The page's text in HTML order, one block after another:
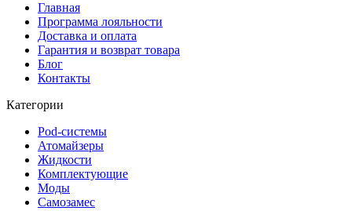
Главная
Программа лояльности
Доставка и оплата
Гарантия и возврат товара
Блог
Контакты
Категории
Pod-системы
Атомайзеры
Жидкости
Комплектующие
Моды
Самозамес